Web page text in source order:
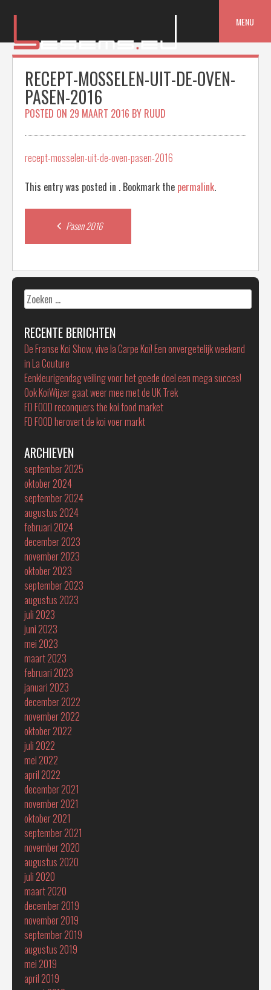
MENU
RECEPT-MOSSELEN-UIT-DE-OVEN-
PASEN-2016
POSTED ON 29 MAART 2016 BY RUUD
recept-mosselen-uit-de-oven-pasen-2016
This entry was posted in . Bookmark the permalink.
navigation
Pasen 2016
Zoeken
naar:
RECENTE BERICHTEN
De Franse Koi Show, vive la Carpe Koï! Een onvergetelijk weekend
in La Couture
Eenkleurigendag veiling voor het goede doel een mega succes!
Ook KoiWijzer gaat weer mee met de UK Trek
FD FOOD reconquers the koi food market
FD FOOD herovert de koi voer markt
ARCHIEVEN
september 2025
oktober 2024
september 2024
augustus 2024
februari 2024
december 2023
november 2023
oktober 2023
september 2023
augustus 2023
juli 2023
juni 2023
mei 2023
maart 2023
februari 2023
januari 2023
december 2022
november 2022
oktober 2022
juli 2022
mei 2022
april 2022
december 2021
november 2021
oktober 2021
september 2021
november 2020
augustus 2020
juli 2020
maart 2020
december 2019
november 2019
september 2019
augustus 2019
mei 2019
april 2019